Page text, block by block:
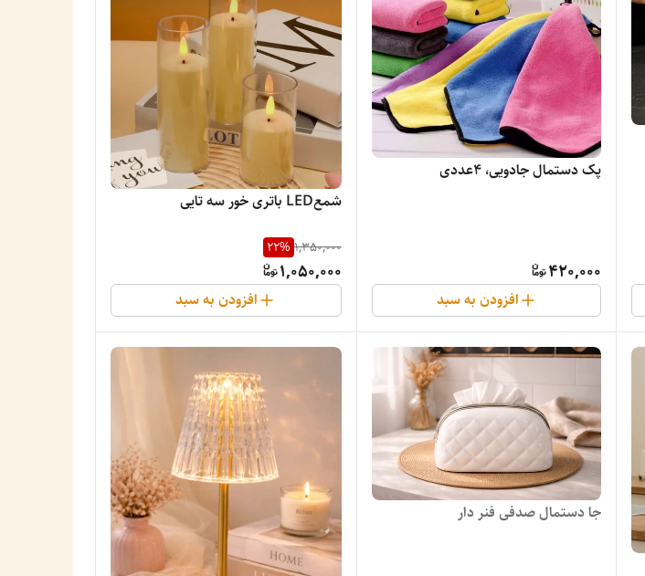
پک دستمال جادویی، 4عددی
420,000
افزودن به سبد
شمعLED باتری خور سه تایی
1,350,000
22%
1,050,000
افزودن به سبد
جا دستمال صدفی فنر دار